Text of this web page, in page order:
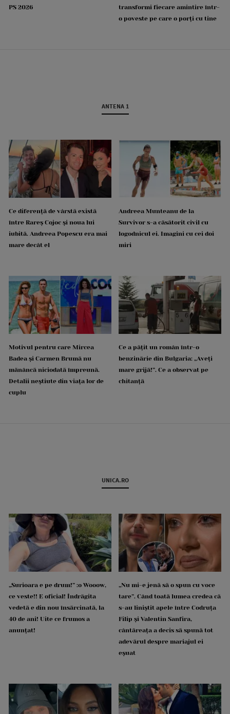
PS 2026
transformi fiecare amintire într-
o poveste pe care o porți cu tine
ANTENA 1
Ce diferență de vârstă există
între Rareș Cojoc și noua lui
iubită. Andreea Popescu era mai
mare decât el
Andreea Munteanu de la
Survivor s-a căsătorit civil cu
logodnicul ei. Imagini cu cei doi
miri
Motivul pentru care Mircea
Badea și Carmen Brumă nu
mănâncă niciodată împreună.
Detalii neștiute din viața lor de
cuplu
Ce a pățit un român într-o
benzinărie din Bulgaria: „Aveți
mare grijă!”. Ce a observat pe
chitanță
UNICA.RO
„Surioara e pe drum!” :o Wooow,
ce veste!! E oficial! Îndrăgita
vedetă e din nou însărcinată, la
40 de ani! Uite ce frumos a
anunțat!
„Nu mi-e jenă să o spun cu voce
tare”. Când toată lumea credea că
s-au liniștit apele între Codruța
Filip și Valentin Sanfira,
cântăreața a decis să spună tot
adevărul despre mariajul ei
eșuat